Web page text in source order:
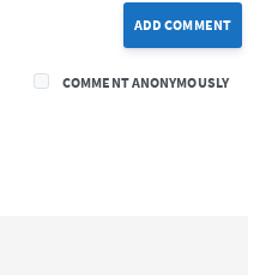
ADD COMMENT
COMMENT ANONYMOUSLY